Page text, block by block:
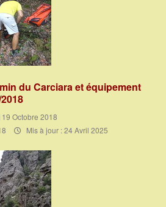
du Carciara et équipement
19 Octobre 2018
Mis à jour : 24 Avril 2025